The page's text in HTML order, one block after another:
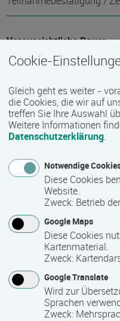
Voraussichtliche Dauer
7680 Stunde(n)
Termin
Termine auf Anfrage
Bemerkungen zum Termin
Die Qualifizierung läuft in
Mindest­teilnehmer­anzahl
Maximale Teilnehmerzahl
Cookie-
Gleich geht es weiter -
die Cookies, die wir auf
treffen Sie Ihre Auswahl
Weitere Informationen
Datenschutzerklärung.
Notwendige
Diese Cookies
Website.
Zweck: Betrieb
Google Maps
Diese Cookies
Kartenmaterial.
Zweck:
Google Translate
Wird zur
Sprachen
Zweck: